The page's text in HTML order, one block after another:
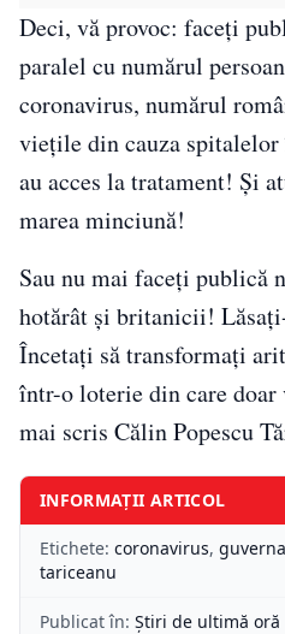
Deci, vă provoc: faceți
paralel cu numărul
coronavirus, numărul
viețile din cauza spitalelor
au acces la tratament! Și
marea minciună!
Sau nu mai faceți publică
hotărât și britanicii!
Încetați să transformați
într-o loterie din care doar
mai scris Călin Popescu
INFORMAȚII ARTICOL
Etichete: coronavirus,
tariceanu
Publicat în: Știri de ultimă oră